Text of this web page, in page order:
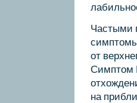
Частыми
от
Симптом
на